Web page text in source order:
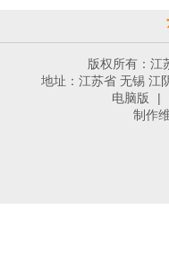
版权所有：江
地址：江苏省 无锡 江
电脑版
|
制作